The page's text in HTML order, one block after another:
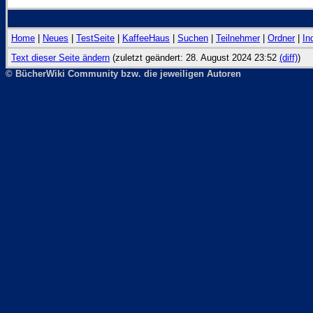
Home Neues TestSeite KaffeeHaus Suchen Teilnehmer| Ordner|
Text dieser Seite ändern (zuletzt geändert: 28. August 2024 23:52 (diff))
© BücherWiki Community bzw. die jeweiligen Autoren